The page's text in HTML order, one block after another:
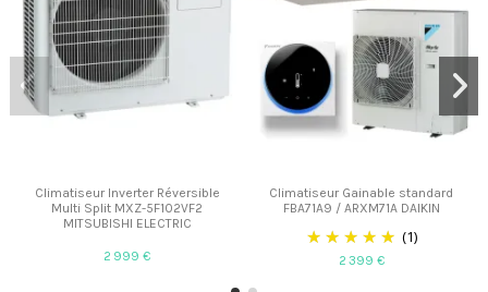
Climatiseur Inverter Réversible
Multi Split MXZ-5F102VF2
MITSUBISHI ELECTRIC
2 999 €
Climatiseur Gainable standard
FBA71A9 / ARXM71A DAIKIN
(1)
2 399 €